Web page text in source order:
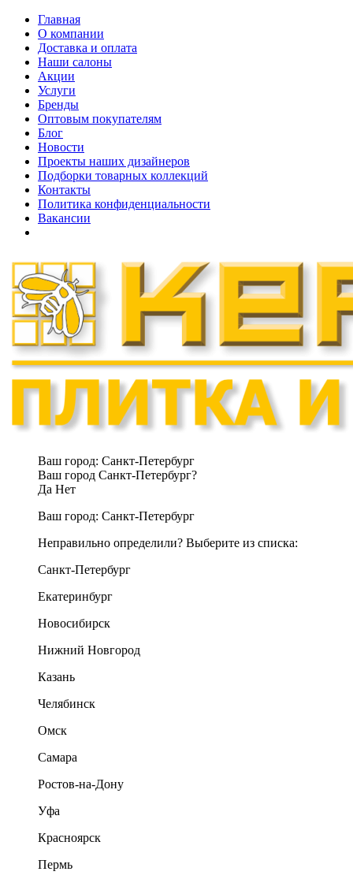
Главная
О компании
Доставка и оплата
Наши cалоны
Акции
Услуги
Бренды
Оптовым покупателям
Блог
Новости
Проекты наших дизайнеров
Подборки товарных коллекций
Контакты
Политика конфиденциальности
Вакансии
Ваш город: Санкт-Петербург
Ваш город Санкт-Петербург?
Да Нет
Ваш город: Санкт-Петербург
Неправильно определили? Выберите из списка:
Санкт-Петербург
Екатеринбург
Новосибирск
Нижний Новгород
Казань
Челябинск
Омск
Самара
Ростов-на-Дону
Уфа
Красноярск
Пермь